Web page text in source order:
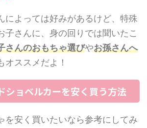
によっては好みがあるけど、特殊
子さんに、身の回りでは聞いたこ
さんのおもちゃ選びやお孫さんへ
オススメだよ！
ショベルカーを安く買う方法
を安く買いたいなら参考にしてみ